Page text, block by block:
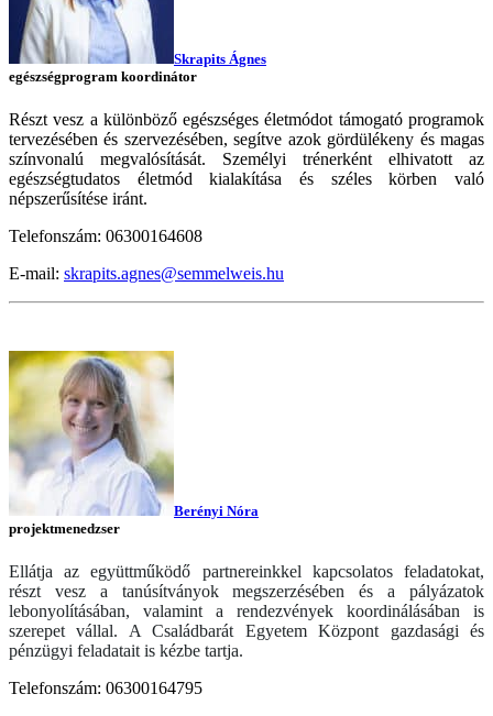
Skrapits Ágnes
egészségprogram koordinátor
Részt vesz a különböző egészséges életmódot támogató programok
tervezésében és szervezésében, segítve azok gördülékeny és magas
színvonalú megvalósítását. Személyi trénerként elhivatott az
egészségtudatos életmód kialakítása és széles körben való
népszerűsítése iránt.
Telefonszám: 06300164608
E-mail: skrapits.agnes@semmelweis.hu
Berényi Nóra
projektmenedzser
Ellátja az együttműködő partnereinkkel kapcsolatos feladatokat,
részt vesz a tanúsítványok megszerzésében és a pályázatok
lebonyolításában, valamint a rendezvények koordinálásában is
szerepet vállal. A Családbarát Egyetem Központ gazdasági és
pénzügyi feladatait is kézbe tartja.
Telefonszám: 06300164795